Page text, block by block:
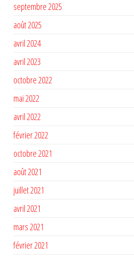
septembre 2025
août 2025
avril 2024
avril 2023
octobre 2022
mai 2022
avril 2022
février 2022
octobre 2021
août 2021
juillet 2021
avril 2021
mars 2021
février 2021